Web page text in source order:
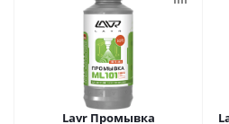
Lavr Промывка